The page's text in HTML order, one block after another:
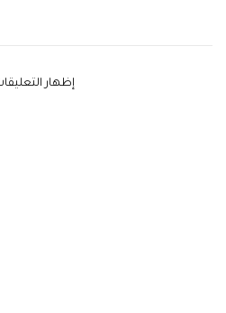
‫إظهار